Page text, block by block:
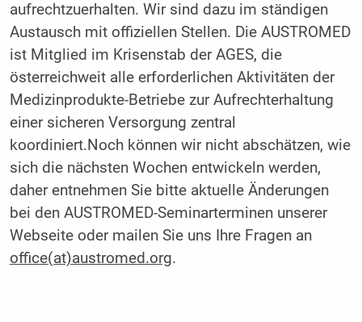
aufrechtzuerhalten. Wir sind dazu im ständigen
Austausch mit offiziellen Stellen. Die AUSTROMED
ist Mitglied im Krisenstab der AGES, die
österreichweit alle erforderlichen Aktivitäten der
Medizinprodukte-Betriebe zur Aufrechterhaltung
einer sicheren Versorgung zentral
koordiniert.Noch können wir nicht abschätzen, wie
sich die nächsten Wochen entwickeln werden,
daher entnehmen Sie bitte aktuelle Änderungen
bei den AUSTROMED-Seminarterminen unserer
Webseite oder mailen Sie uns Ihre Fragen an
office(at)austromed.org.